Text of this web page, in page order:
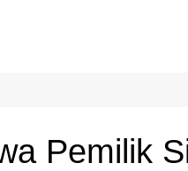
Pemilik